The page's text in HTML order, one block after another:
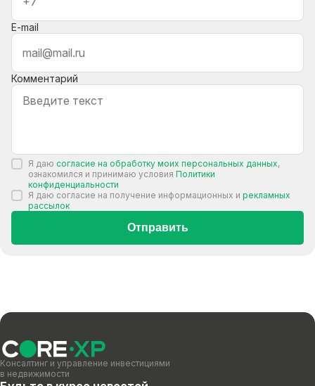
E-mail
Комментарий
Я даю согласие на обработку моих персональных данных,
ознакомился и принимаю условия Политики
конфиденциальности
Я даю согласие на получение информационных и рекламных
рассылок
Отправить
Консалтинг и управление инвестициями
в недвижимости